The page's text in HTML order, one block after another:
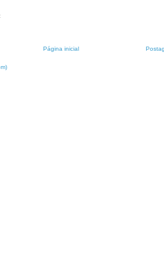
Página inicial